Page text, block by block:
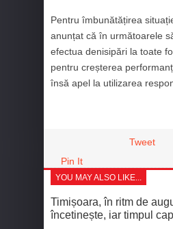
Pentru îmbunătățirea
anunțat că în următoarele
efectua denisipări la toate
pentru creșterea
însă apel la utilizarea
Tweet
Pin It
YOU MAY ALSO LIKE...
Timișoara, în ritm de
încetinește, iar timpul